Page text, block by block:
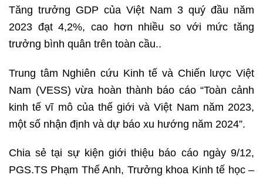
Tăng trưởng GDP của Việt Nam 3 quý đầu năm
2023 đạt 4,2%, cao hơn nhiều so với mức tăng
trưởng bình quân trên toàn cầu..
Trung tâm Nghiên cứu Kinh tế và Chiến lược Việt
Nam (VESS) vừa hoàn thành báo cáo “Toàn cảnh
kinh tế vĩ mô của thế giới và Việt Nam năm 2023,
một số nhận định và dự báo xu hướng năm 2024”.
Chia sẻ tại sự kiện giới thiệu báo cáo ngày 9/12,
PGS.TS Phạm Thế Anh, Trưởng khoa Kinh tế học –